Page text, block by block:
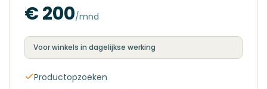
€ 200/mnd
Voor winkels in dagelijkse werking
Productopzoeken